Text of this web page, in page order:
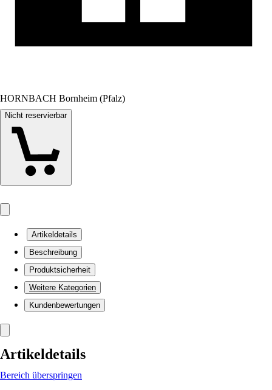
HORNBACH Bornheim (Pfalz)
Nicht reservierbar
Artikeldetails
Beschreibung
Produktsicherheit
Weitere Kategorien
Kundenbewertungen
Artikeldetails
Bereich überspringen